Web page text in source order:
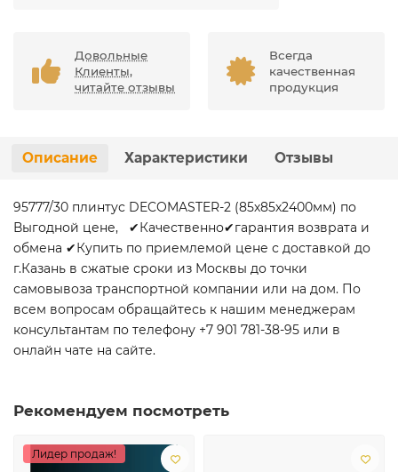
Довольные
Клиенты,
читайте отзывы
Всегда
качественная
продукция
Описание Характеристики Отзывы
95777/30 плинтус DECOMASTER-2 (85х85х2400мм) по
Выгодной цене, ✔Качественно✔гарантия возврата и
обмена ✔Купить по приемлемой цене с доставкой до
г.Казань в сжатые сроки из Москвы до точки
самовывоза транспортной компании или на дом. По
всем вопросам обращайтесь к нашим менеджерам
консультантам по телефону +7 901 781-38-95 или в
онлайн чате на сайте.
Рекомендуем посмотреть
Лидер продаж!